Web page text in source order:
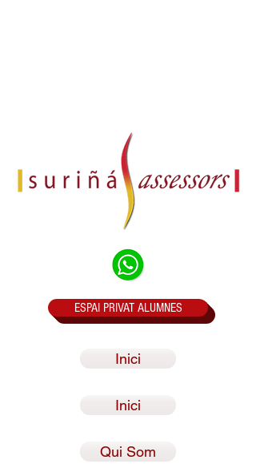
ESPAI PRIVAT ALUMNES
Inici
Inici
Qui Som